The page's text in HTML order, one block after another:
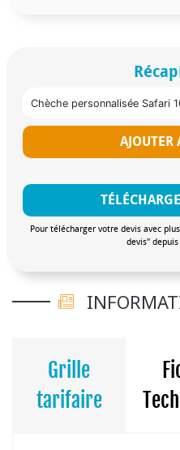
Chèche personnalisée Safari
AJOUTER
Pour télécharger votre devis avec
devis"
Grille
tarifaire